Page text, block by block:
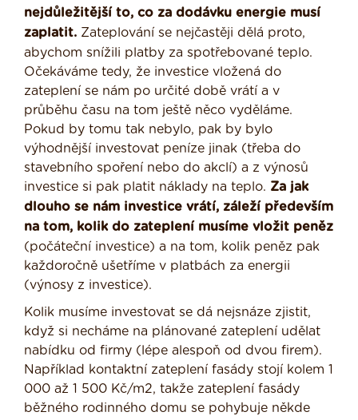
nejdůležitější to, co za dodávku energie musí
zaplatit. Zateplování se nejčastěji dělá proto,
abychom snížili platby za spotřebované teplo.
Očekáváme tedy, že investice vložená do
zateplení se nám po určité době vrátí a v
průběhu času na tom ještě něco vyděláme.
Pokud by tomu tak nebylo, pak by bylo
výhodnější investovat peníze jinak (třeba do
stavebního spoření nebo do akclí) a z výnosů
investice si pak platit náklady na teplo. Za jak
dlouho se nám investice vrátí, záleží především
na tom, kolik do zateplení musíme vložit peněz
(počáteční investice) a na tom, kolik peněz pak
každoročně ušetříme v platbách za energii
(výnosy z investice).
Kolik musíme investovat se dá nejsnáze zjistit,
když si necháme na plánované zateplení udělat
nabídku od firmy (lépe alespoň od dvou firem).
Například kontaktní zateplení fasády stojí kolem 1
000 až 1 500 Kč/m2, takže zateplení fasády
běžného rodinného domu se pohybuje někde